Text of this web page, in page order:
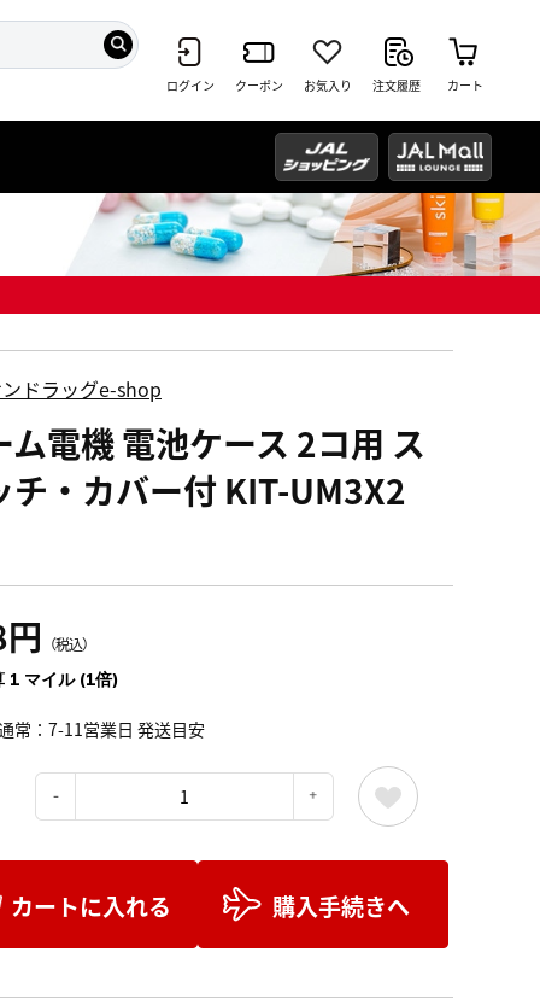
ログイン クーポン お気入り 注文履歴 カート
ドラッグe-shop
ム電機 電池ケース 2コ用 ス
チ・カバー付 KIT-UM3X2
（税込）
1 マイル (1倍)
常：7-11営業日 発送目安
カートに入れる 購入手続きへ